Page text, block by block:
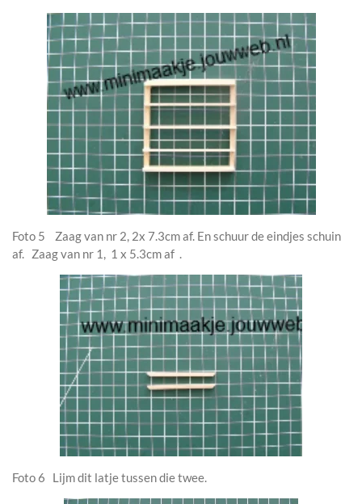
Foto 5 Zaag van nr 2, 2x 7.3cm af. En schuur de eindjes schuin
af. Zaag van nr 1, 1 x 5.3cm af .
Foto 6 Lijm dit latje tussen die twee.